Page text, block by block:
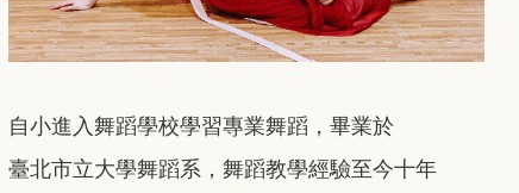
自小進入舞蹈學校學習專業舞蹈，畢業於
臺北市立大學舞蹈系，舞蹈教學經驗至今十年